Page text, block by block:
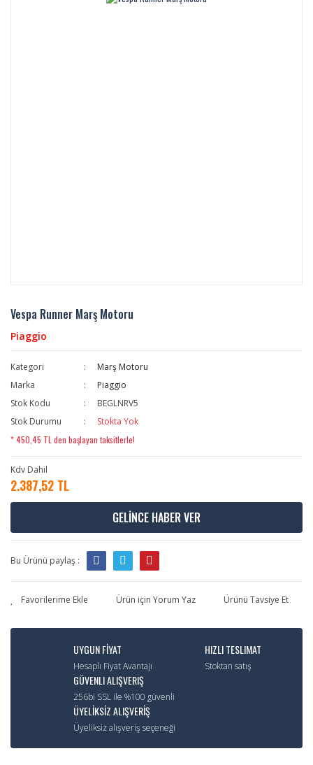
Vespa Runner Marş Motoru
Piaggio
Kategori
Marş Motoru
Marka
Piaggio
Stok Kodu
BEGLNRV5
Stok Durumu
Stokta Yok
* 450,45 TL den başlayan taksitlerle!
Kdv Dahil
2.387,52 TL
GELİNCE HABER VER
Bu Ürünü paylaş :
Ürün için Yorum Yaz Ürünü Tavsiye Et
UYGUN FİYAT
Hesaplı Fiyat Avantajı
HIZLI TESLIMAT
Stoktan satış
GÜVENLI ALIŞVERIŞ
256bi SSL ile %100 güvenli
ÜYELİKSİZ ALIŞVERİŞ
Üyeliksiz alışveriş seçeneği